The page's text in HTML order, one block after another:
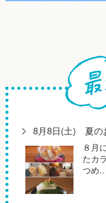
8月8日(土) 夏の
８月
たカ
つめ